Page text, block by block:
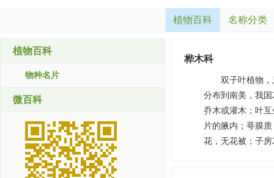
植物百科 名称分类
植物百科
物种名片
微百科
桦木科
双子叶植物，
分布到南美，我
乔木或灌木；叶
片的腋内；萼膜
花，无花被；子